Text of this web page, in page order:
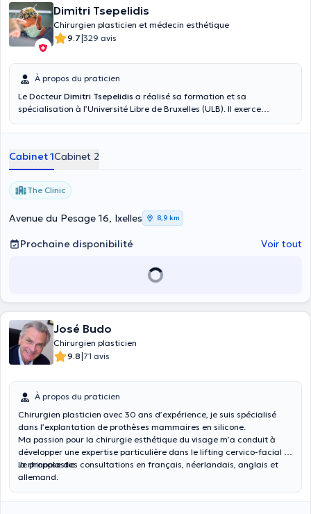
Dimitri Tsepelidis
Chirurgien plasticien et médecin esthétique
9.7|329 avis
À propos du praticien
Le Docteur Dimitri Tsepelidis a réalisé sa formation et sa
spécialisation à l’Université Libre de Bruxelles (ULB). Il exerce
reconstruction mammaire et cervico-faciale. Le Docteur Dimitri
du visage ( lifting, blépharoplastie, lipofilling , ...) , la chirurgie
mammaire ( augmentation ,réduction, lifting, lipofilling, ...) , la
reconstruction mammaire, la chirurgie post-bariatrique, la
liposuccion, etc…
Cabinet 1Cabinet 2
The Clinic
Avenue du Pesage 16, Ixelles 8,9 km
Prochaine disponibilité Voir tout
José Budo
Chirurgien plasticien
9.8|71 avis
À propos du praticien
Chirurgien plasticien avec 30 ans d’expérience, je suis spécialisé
dans l’explantation de prothèses mammaires en silicone.
Ma passion pour la chirurgie esthétique du visage m’a conduit à
développer une expertise particulière dans le lifting cervico-facial et
la rhinoplastie.
Je propose des consultations en français, néerlandais, anglais et
allemand.